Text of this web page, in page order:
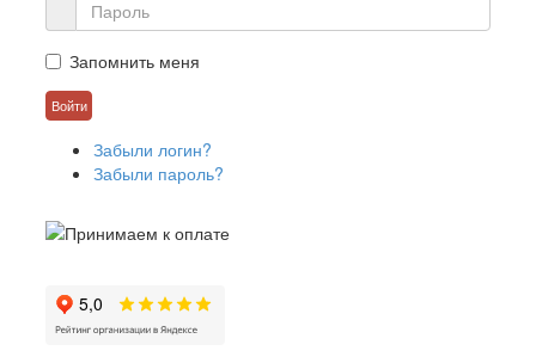
Запомнить меня
Забыли логин?
Забыли пароль?